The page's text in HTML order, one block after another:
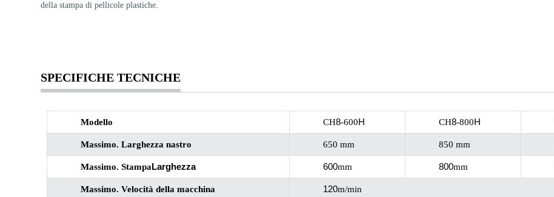
della stampa di pellicole plastiche.
SPECIFICHE TECNICHE
Modello CH8-600H CH8-800H
Massimo. Larghezza nastro 650 mm 850 mm
Massimo. StampaLarghezza 600mm 800mm
Massimo. Velocità della macchina 120m/min